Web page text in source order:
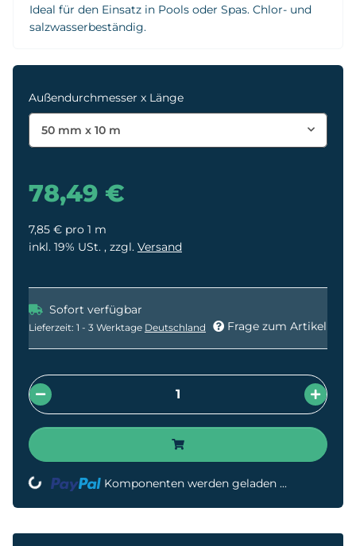
Ideal für den Einsatz in Pools oder Spas. Chlor- und
salzwasserbeständig.
Außendurchmesser x Länge
50 mm x 10 m
78,49 €
7,85 € pro 1 m
inkl. 19% USt. , zzgl. Versand
Sofort verfügbar
Lieferzeit: 1 - 3 Werktage Deutschland Frage zum Artikel
Komponenten werden geladen ...